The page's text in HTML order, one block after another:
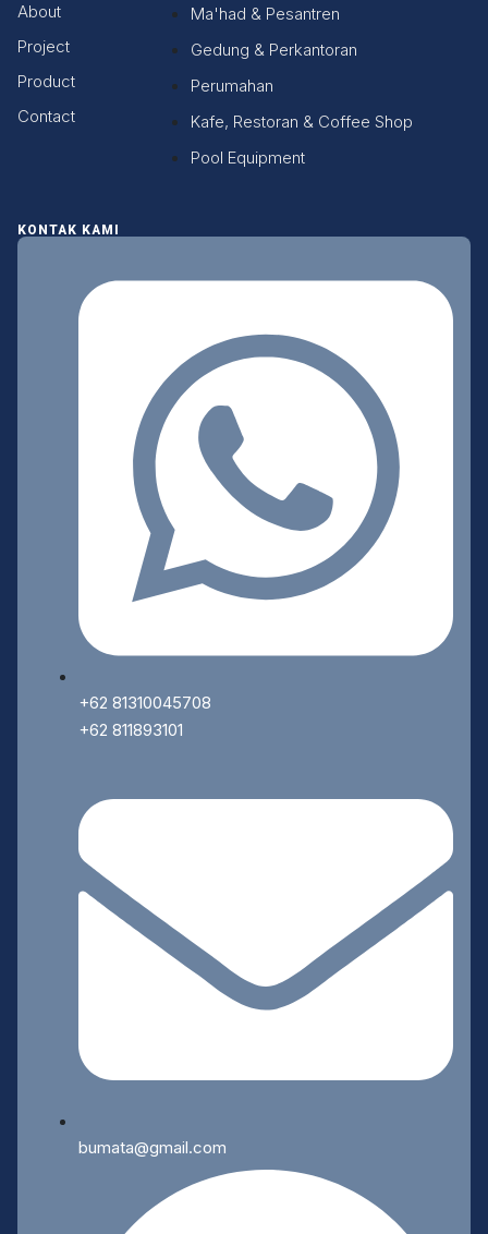
About
Project
Product
Contact
Ma'had & Pesantren
Gedung & Perkantoran
Perumahan
Kafe, Restoran & Coffee Shop
Pool Equipment
KONTAK KAMI
+62 81310045708
+62 811893101
bumata@gmail.com